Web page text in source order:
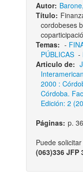
Autor:
Título:
cordobeses
Temas: -
PÚBLICAS-
Articulo de:
2000 :
Córdoba.
Edición: 2
Páginas: p.
Puede
(063)336 JFP